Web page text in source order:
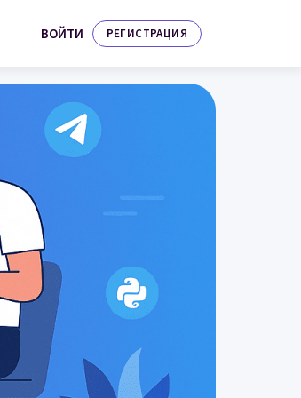
ВОЙТИ РЕГИСТРАЦИЯ